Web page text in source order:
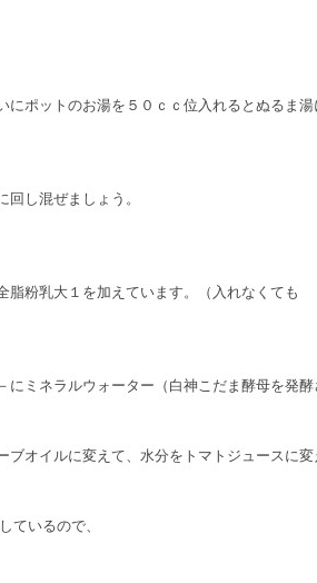
にポットのお湯を５０ｃｃ位入れるとぬるま湯
し混ぜましょう。
粉乳大１を加えています。（入れなくても
ミネラルウォーター（白神こだま酵母を発酵
オイルに変えて、水分をトマトジュースに変
ているので、